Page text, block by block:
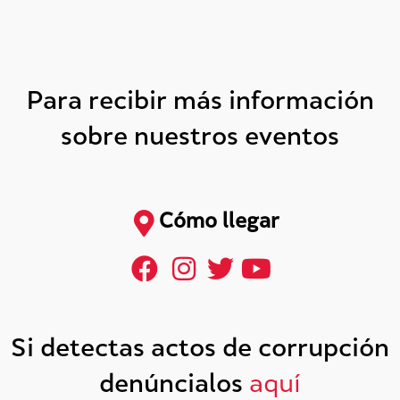
Para recibir más información
sobre nuestros eventos
Cómo llegar
Si detectas actos de corrupción
denúncialos aquí